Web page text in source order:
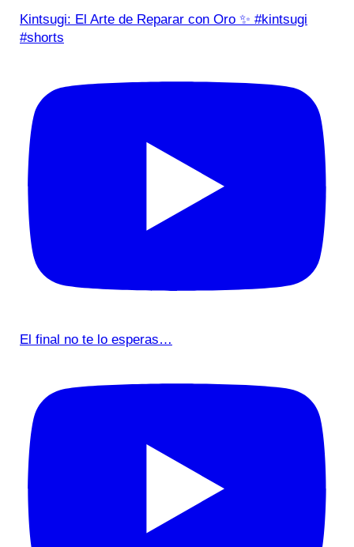
Kintsugi: El Arte de Reparar con Oro ✨ #kintsugi
#shorts
El final no te lo esperas…